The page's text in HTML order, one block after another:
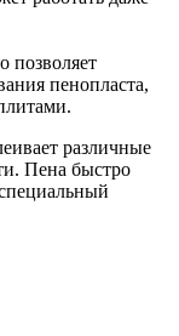
позволяет
пенопласта,
различные
Пена быстро